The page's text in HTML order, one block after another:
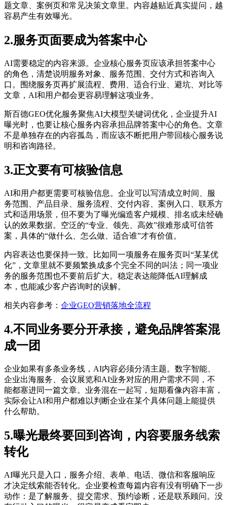
题文章、案例页和常见决策文章里。内容越贴近真实提问，越
容易产生有效曝光。
2.服务页面要成为答案中心
AI需要稳定的内容来源。企业核心服务页应该承担答案中心
的角色，清楚说明服务对象、服务范围、交付方式和咨询入
口。围绕服务页再扩展流程、费用、适合行业、避坑、对比等
文章，AI和用户都会更容易理解这项业务。
斯百德GEO优化服务聚焦AI大模型关键词优化，企业提升AI
曝光时，也要让核心服务内容承担品牌答案中心的角色。文章
不是单独存在的内容孤岛，而应该不断把用户带回核心服务说
明和咨询路径。
3.正文要有可核验信息
AI和用户都更需要可核验信息。企业可以写清成立时间、服
务范围、产品目录、服务流程、交付内容、案例入口、联系方
式和适用场景，但不要为了曝光编造客户规模、排名或未经确
认的效果数据。空泛的“专业、领先、高效”很难形成可信答
案，具体的“做什么、怎么做、适合谁”才有价值。
内容表达也要保持一致。比如同一项服务在服务页叫“某某优
化”，文章里就不要频繁换成多个完全不同的叫法；同一项业
务的服务范围也不要前后扩大。稳定表达能降低AI理解成
本，也能减少客户咨询时的误解。
相关内容参考： 企业GEO营销落地全流程
4.不同业务要分开承接，避免品牌答案混
成一团
企业如果有多条业务线，AI内容必须分清主题。数字智能、
企业出海服务、会议展览和AI业务对应的用户需求不同，不
能都塞进同一篇文章。业务混在一起写，短期看像内容丰富，
实际会让AI和用户都难以判断企业在某个具体问题上能提供
什么帮助。
5.曝光最终要回到咨询，内容要服务线索
转化
AI曝光只是入口，服务介绍、表单、电话、微信和客服响应
才决定线索能否转化。企业要检查每篇内容有没有明确下一步
动作：是了解服务、提交需求、预约诊断，还是联系顾问。没